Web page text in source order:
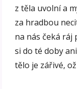
z těla uvolní a
za hradbou
na nás čeká ráj
si do té doby
tělo je zářivé,